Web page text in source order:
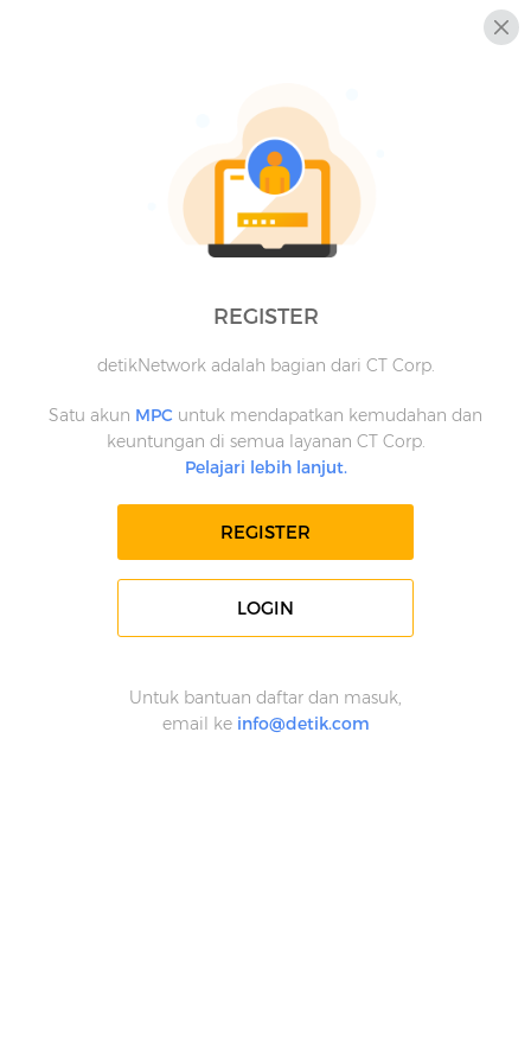
REGISTER
detikNetwork adalah bagian dari CT Corp.
Satu akun MPC untuk mendapatkan kemudahan dan
keuntungan di semua layanan CT Corp.
Pelajari lebih lanjut.
REGISTER
LOGIN
Untuk bantuan daftar dan masuk,
email ke info@detik.com